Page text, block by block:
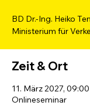
BD Dr.-Ing. Heiko
Ministerium für
Zeit & Ort
11. März 2027,
Onlineseminar